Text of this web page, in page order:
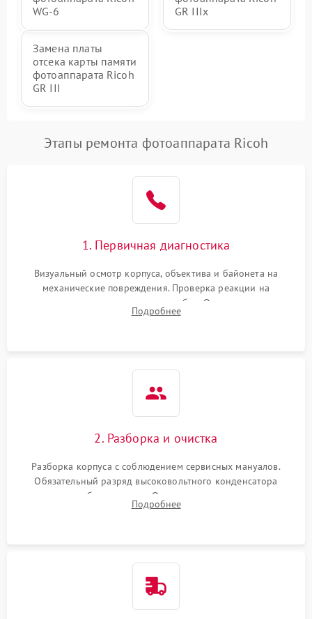
WG-6
GR IIIx
Замена платы
отсека карты памяти
фотоаппарата Ricoh
GR III
Этапы ремонта фотоаппарата Ricoh
1. Первичная диагностика
Визуальный осмотр корпуса, объектива и байонета на
механические повреждения. Проверка реакции на
включение, считывание кодов ошибок. Оценка состояния
матрицы и затвора, проверка работы автофокуса и вспышки.
Подробнее
2. Разборка и очистка
Разборка корпуса с соблюдением сервисных мануалов.
Обязательный разряд высоковольтного конденсатора
вспышки для безопасности. Очистка внутренних узлов от
пыли, песка и следов влаги с помощью спецсредств.
Подробнее